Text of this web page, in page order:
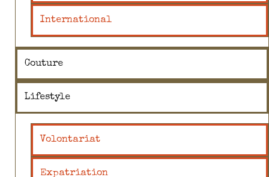
International
Couture
Lifestyle
Volontariat
Expatriation